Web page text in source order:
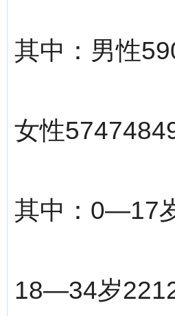
其中：男性
女性
其中：0—17
18—34岁